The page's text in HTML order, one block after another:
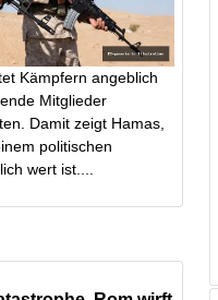
Kämpfern angeblich
Mitglieder
Damit zeigt Hamas,
politischen
wert ist....